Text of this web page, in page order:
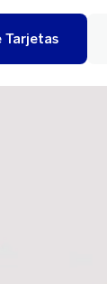
Tarjetas